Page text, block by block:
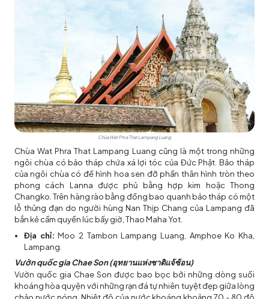
Chùa Wat Phra That Lampang Luang
Chùa Wat Phra That Lampang Luang cũng là một trong những
ngôi chùa có bảo tháp chứa xá lợi tóc của Đức Phật. Bảo tháp
của ngôi chùa có đế hình hoa sen đỡ phần thân hình tròn theo
phong cách Lanna được phủ bằng hợp kim hoặc Thong
Changko. Trên hàng rào bằng đồng bao quanh bảo tháp có một
lỗ thủng đạn do người hùng Nan Thịp Chang của Lampang đã
bắn kẻ cầm quyền lúc bấy giờ, Thao Maha Yot.
Địa chỉ: Moo 2 Tambon Lampang Luang, Amphoe Ko Kha,
Lampang.
Vườn quốc gia Chae Son (อุทยานแห่งชาติแจ้ซ้อน)
Vườn quốc gia Chae Son được bao bọc bởi những dòng suối
khoáng hòa quyện với những rạn đá tự nhiên tuyệt đẹp giữa lòng